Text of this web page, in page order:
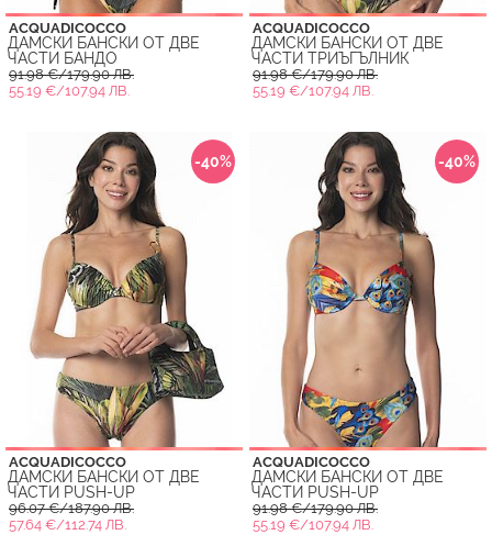
ACQUADICOCCO
ДАМСКИ БАНСКИ ОТ ДВЕ
ЧАСТИ БАНДО
91.98 €/179.90 ЛВ.
55.19 €/107.94 ЛВ.
ACQUADICOCCO
ДАМСКИ БАНСКИ ОТ ДВЕ
ЧАСТИ ТРИЪГЪЛНИК
91.98 €/179.90 ЛВ.
55.19 €/107.94 ЛВ.
-40%
ACQUADICOCCO
ДАМСКИ БАНСКИ ОТ ДВЕ
ЧАСТИ PUSH-UP
96.07 €/187.90 ЛВ.
57.64 €/112.74 ЛВ.
-40%
ACQUADICOCCO
ДАМСКИ БАНСКИ ОТ ДВЕ
ЧАСТИ PUSH-UP
91.98 €/179.90 ЛВ.
55.19 €/107.94 ЛВ.